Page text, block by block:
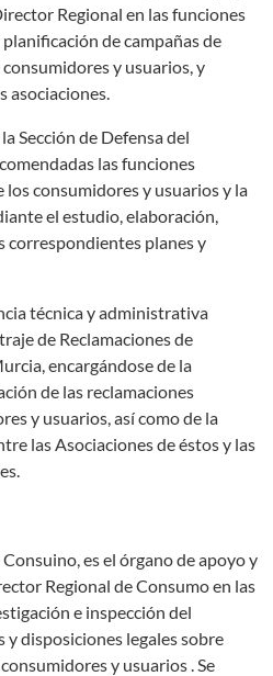
Regional en las funciones
de campañas de
y usuarios, y
asociaciones.
Sección de Defensa del
las funciones
consumidores y usuarios y la
el estudio, elaboración,
correspondientes planes y
técnica y administrativa
de Reclamaciones de
encargándose de la
de las reclamaciones
y usuarios, así como de la
las Asociaciones de éstos y las
es el órgano de apoyo y
Regional de Consumo en las
e inspección del
disposiciones legales sobre
y usuarios . Se